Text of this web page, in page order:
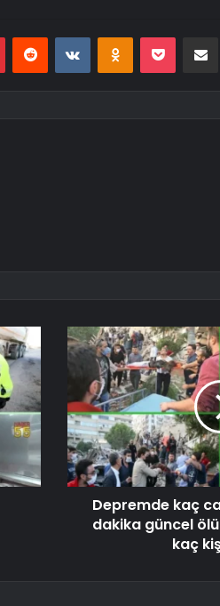
PinterestReddit VKontakteOdnoklassniki
Pocket
Depremde kaç
dakika güncel ölü
kaç